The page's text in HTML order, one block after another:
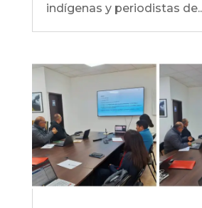
indígenas y periodistas